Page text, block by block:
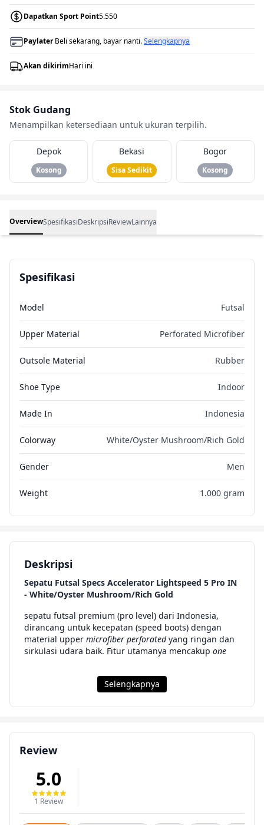
Dapatkan Sport Point5.550
PaylaterBeli sekarang, bayar nanti.Selengkapnya
Akan dikirimHari ini
Stok Gudang
Menampilkan ketersediaan untuk ukuran terpilih.
Depok
Kosong
Bekasi
Sisa Sedikit
Bogor
Kosong
OverviewSpesifikasiDeskripsiReviewLainnya
Spesifikasi
Model Futsal
Upper Material Perforated Microfiber
Outsole Material Rubber
Shoe Type Indoor
Made In Indonesia
Colorway White/Oyster Mushroom/Rich Gold
Gender Men
Weight 1.000 gram
Deskripsi
Sepatu Futsal Specs Accelerator Lightspeed 5 Pro IN
- White/Oyster Mushroom/Rich Gold
sepatu futsal premium (pro level) dari Indonesia,
dirancang untuk kecepatan (speed boots) dengan
material upper microfiber perforatedyang ringan dan
sirkulasi udara baik. Fitur utamanya mencakup one
Selengkapnya
Review
5.0
1 Review